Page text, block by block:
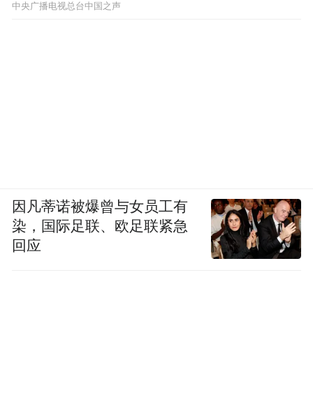
中央广播电视总台中国之声
因凡蒂诺被爆曾与女员工有
染，国际足联、欧足联紧急
回应